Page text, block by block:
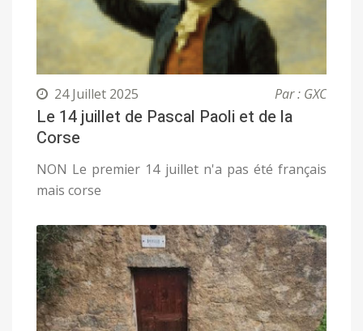
24 Juillet 2025 Par : GXC
Le 14 juillet de Pascal Paoli et de la
Corse
NON Le premier 14 juillet n'a pas été français
mais corse